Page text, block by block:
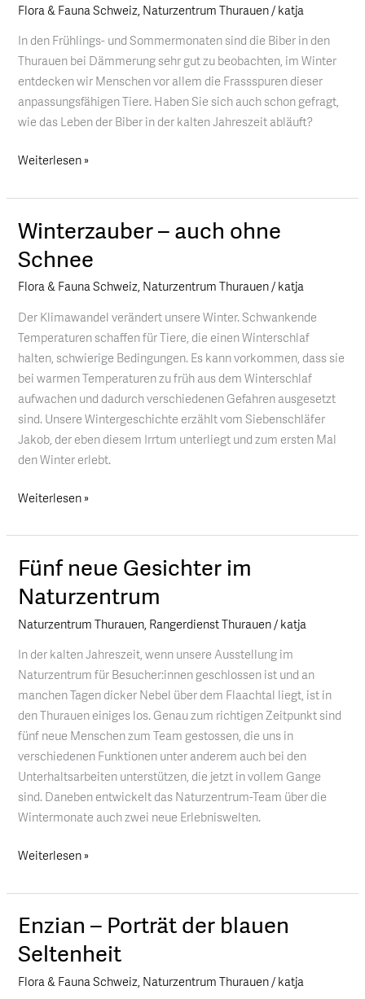
Flora & Fauna Schweiz, Naturzentrum Thurauen/ katja
In den Frühlings- und Sommermonaten sind die Biber in den
Thurauen bei Dämmerung sehr gut zu beobachten, im Winter
entdecken wir Menschen vor allem die Frassspuren dieser
anpassungsfähigen Tiere. Haben Sie sich auch schon gefragt,
wie das Leben der Biber in der kalten Jahreszeit abläuft?
im
Winter?
Weiterlesen »
Winterzauber – auch ohne
Schnee
Flora & Fauna Schweiz, Naturzentrum Thurauen/ katja
Der Klimawandel verändert unsere Winter. Schwankende
Temperaturen schaffen für Tiere, die einen Winterschlaf
halten, schwierige Bedingungen. Es kann vorkommen, dass sie
bei warmen Temperaturen zu früh aus dem Winterschlaf
aufwachen und dadurch verschiedenen Gefahren ausgesetzt
sind. Unsere Wintergeschichte erzählt vom Siebenschläfer
Jakob, der eben diesem Irrtum unterliegt und zum ersten Mal
den Winter erlebt.
Winterzauber
auch
ohne
Weiterlesen »
Fünf neue Gesichter im
Naturzentrum
Naturzentrum Thurauen Rangerdienst Thurauen / katja
In der kalten Jahreszeit, wenn unsere Ausstellung im
Naturzentrum für Besucher:innen geschlossen ist und an
manchen Tagen dicker Nebel über dem Flaachtal liegt, ist in
den Thurauen einiges los. Genau zum richtigen Zeitpunkt sind
fünf neue Menschen zum Team gestossen, die uns in
verschiedenen Funktionen unter anderem auch bei den
Unterhaltsarbeiten unterstützen, die jetzt in vollem Gange
sind. Daneben entwickelt das Naturzentrum-Team über die
Wintermonate auch zwei neue Erlebniswelten.
Fünf
Gesichter
im
Weiterlesen »
Enzian – Porträt der blauen
Seltenheit
Flora & Fauna Schweiz, Naturzentrum Thurauen/ katja
Enzian
Porträt
der